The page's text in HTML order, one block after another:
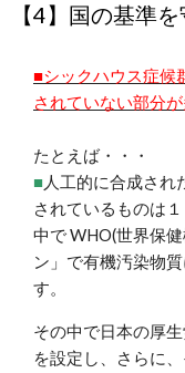
【4】国の基準
■シックハウス症候
されていない部分
たとえば・・・
■人工的に合成され
されているものは
中で WHO(世界保
ン」で有機汚染物
す。
その中で日本の厚
を設定し、さらに